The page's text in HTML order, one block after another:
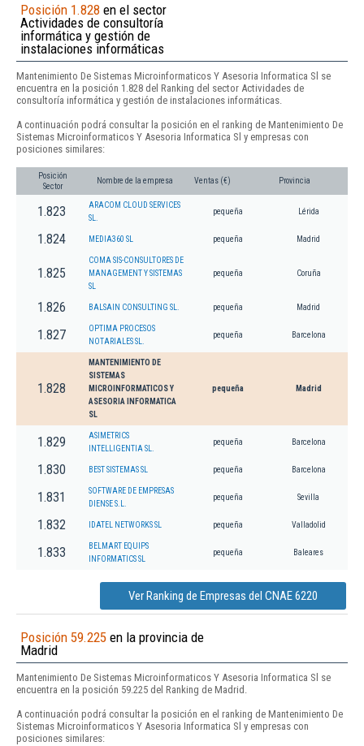
Posición 1.828 en el sector
Actividades de consultoría
informática y gestión de
instalaciones informáticas
Mantenimiento De Sistemas Microinformaticos Y Asesoria Informatica Sl se
encuentra en la posición 1.828 del Ranking del sector Actividades de
consultoría informática y gestión de instalaciones informáticas.
A continuación podrá consultar la posición en el ranking de Mantenimiento De
Sistemas Microinformaticos Y Asesoria Informatica Sl y empresas con
posiciones similares:
Posición
Sector
Nombre de la empresa Ventas (€) Provincia
1.823
ARACOM CLOUD SERVICES
SL.
pequeña Lérida
1.824 MEDIA360 SL pequeña Madrid
1.825
COMA SIS-CONSULTORES DE
MANAGEMENT Y SISTEMAS
SL
pequeña Coruña
1.826 BALSAIN CONSULTING SL. pequeña Madrid
1.827
OPTIMA PROCESOS
NOTARIALES SL.
pequeña Barcelona
1.828
MANTENIMIENTO DE
SISTEMAS
MICROINFORMATICOS Y
ASESORIA INFORMATICA
SL
pequeña Madrid
1.829
ASIMETRICS
INTELLIGENTIA SL.
pequeña Barcelona
1.830 BEST SISTEMAS SL pequeña Barcelona
1.831
SOFTWARE DE EMPRESAS
DIENSE S.L.
pequeña Sevilla
1.832 IDATEL NETWORKS SL pequeña Valladolid
1.833
BELMART EQUIPS
INFORMATICS SL
pequeña Baleares
Ver Ranking de Empresas del CNAE 6220
Posición 59.225 en la provincia de
Madrid
Mantenimiento De Sistemas Microinformaticos Y Asesoria Informatica Sl se
encuentra en la posición 59.225 del Ranking de Madrid.
A continuación podrá consultar la posición en el ranking de Mantenimiento De
Sistemas Microinformaticos Y Asesoria Informatica Sl y empresas con
posiciones similares: